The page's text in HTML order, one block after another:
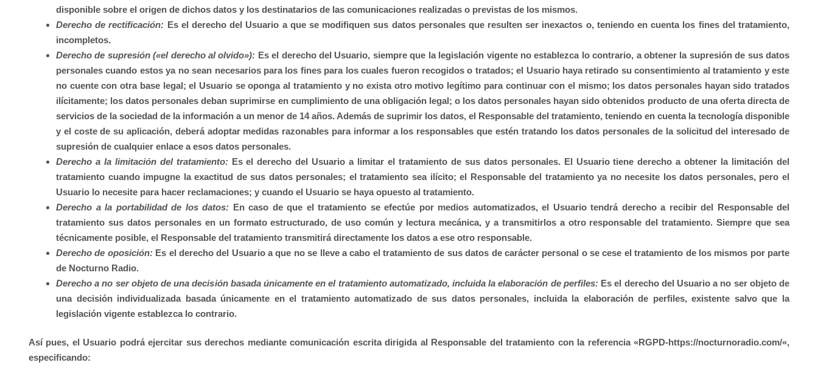
disponible sobre el origen de dichos datos y los destinatarios de las comunicaciones realizadas o previstas de los mismos.
Derecho de rectificación: Es el derecho del Usuario a que se modifiquen sus datos personales que resulten ser inexactos o, teniendo en cuenta los fines del tratamiento,
incompletos.
Derecho de supresión («el derecho al olvido»): Es el derecho del Usuario, siempre que la legislación vigente no establezca lo contrario, a obtener la supresión de sus datos
personales cuando estos ya no sean necesarios para los fines para los cuales fueron recogidos o tratados; el Usuario haya retirado su consentimiento al tratamiento y este
no cuente con otra base legal; el Usuario se oponga al tratamiento y no exista otro motivo legítimo para continuar con el mismo; los datos personales hayan sido tratados
ilícitamente; los datos personales deban suprimirse en cumplimiento de una obligación legal; o los datos personales hayan sido obtenidos producto de una oferta directa de
servicios de la sociedad de la información a un menor de 14 años. Además de suprimir los datos, el Responsable del tratamiento, teniendo en cuenta la tecnología disponible
y el coste de su aplicación, deberá adoptar medidas razonables para informar a los responsables que estén tratando los datos personales de la solicitud del interesado de
supresión de cualquier enlace a esos datos personales.
Derecho a la limitación del tratamiento: Es el derecho del Usuario a limitar el tratamiento de sus datos personales. El Usuario tiene derecho a obtener la limitación del
tratamiento cuando impugne la exactitud de sus datos personales; el tratamiento sea ilícito; el Responsable del tratamiento ya no necesite los datos personales, pero el
Usuario lo necesite para hacer reclamaciones; y cuando el Usuario se haya opuesto al tratamiento.
Derecho a la portabilidad de los datos: En caso de que el tratamiento se efectúe por medios automatizados, el Usuario tendrá derecho a recibir del Responsable del
tratamiento sus datos personales en un formato estructurado, de uso común y lectura mecánica, y a transmitirlos a otro responsable del tratamiento. Siempre que sea
técnicamente posible, el Responsable del tratamiento transmitirá directamente los datos a ese otro responsable.
Derecho de oposición: Es el derecho del Usuario a que no se lleve a cabo el tratamiento de sus datos de carácter personal o se cese el tratamiento de los mismos por parte
de Nocturno Radio.
Derecho a no ser objeto de una decisión basada únicamente en el tratamiento automatizado, incluida la elaboración de perfiles: Es el derecho del Usuario a no ser objeto de
una decisión individualizada basada únicamente en el tratamiento automatizado de sus datos personales, incluida la elaboración de perfiles, existente salvo que la
legislación vigente establezca lo contrario.
Así pues, el Usuario podrá ejercitar sus derechos mediante comunicación escrita dirigida al Responsable del tratamiento con la referencia «RGPD-https://nocturnoradio.com/«,
especificando: